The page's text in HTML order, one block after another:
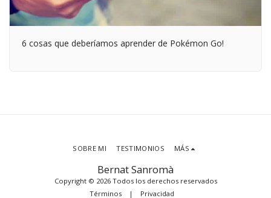
6 cosas que deberíamos aprender de Pokémon Go!
Bernat Sanromà
Copyright © 2026 Todos los derechos reservados
Términos | Privacidad
SOBRE MI TESTIMONIOS MÁS